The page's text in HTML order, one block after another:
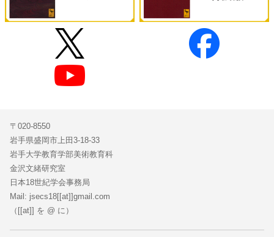
〒020-8550
岩手県盛岡市上田3-18-33
岩手大学教育学部美術教育科
金沢文緒研究室
日本18世紀学会事務局
Mail: jsecs18[[at]]gmail.com
（[[at]] を @ に）